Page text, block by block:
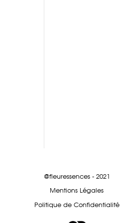
@fleuressences - 2021
Mentions Légales
Politique de Confidentialité